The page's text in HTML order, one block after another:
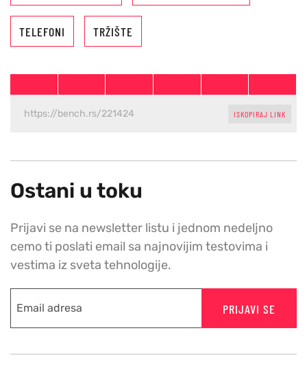
TELEFONI TRŽIŠTE
ISKOPIRAJ LINK
Ostani u toku
Prijavi se na newsletter listu i jednom nedeljno
cemo ti poslati email sa najnovijim testovima i
vestima iz sveta tehnologije.
PRIJAVI SE